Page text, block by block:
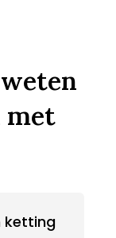
met
ketting